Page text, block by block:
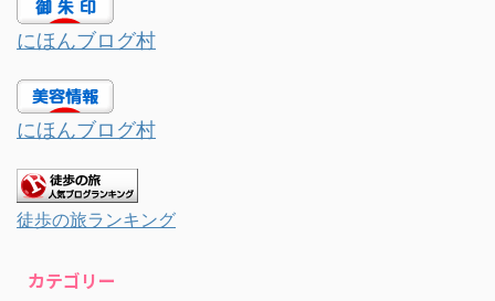
にほんブログ村
にほんブログ村
徒歩の旅ランキング
カテゴリー